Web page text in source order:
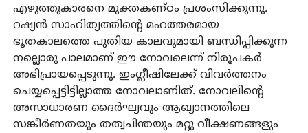
എഴുത്തുകാരനെ മുക്തകണ്ഠം പ്രശംസിക്കുന്നു.
റഷ്യൻ സാഹിത്യത്തിന്റെ മഹത്തരമായ
ഭൂതകാലത്തെ പുതിയ കാലവുമായി ബന്ധിപ്പിക്കുന്ന
നല്ലൊരു പാലമാണ് ഈ നോവലെന്ന് നിരൂപകർ
അഭിപ്രായപ്പെടുന്നു. ഇംഗ്ലീഷിലേക്ക് വിവർത്തനം
ചെയ്യപ്പെട്ടിട്ടില്ലാത്ത നോവലാണിത്. നോവലിന്റെ
അസാധാരണ ദൈർഘ്യവും ആഖ്യാനത്തിലെ
സങ്കീർണതയും തത്വചിന്തയും മറ്റു വീക്ഷണങ്ങളും